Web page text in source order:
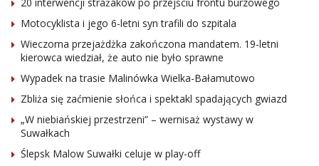
Motocyklista i jego 6-letni syn trafili do szpitala
Wieczorna przejażdżka zakończona mandatem. 19-letni
kierowca wiedział, że auto nie było sprawne
Wypadek na trasie Malinówka Wielka-Bałamutowo
Zbliża się zaćmienie słońca i spektakl spadających gwiazd
„W niebiańskiej przestrzeni” – wernisaż wystawy w
Suwałkach
Ślepsk Malow Suwałki celuje w play-off